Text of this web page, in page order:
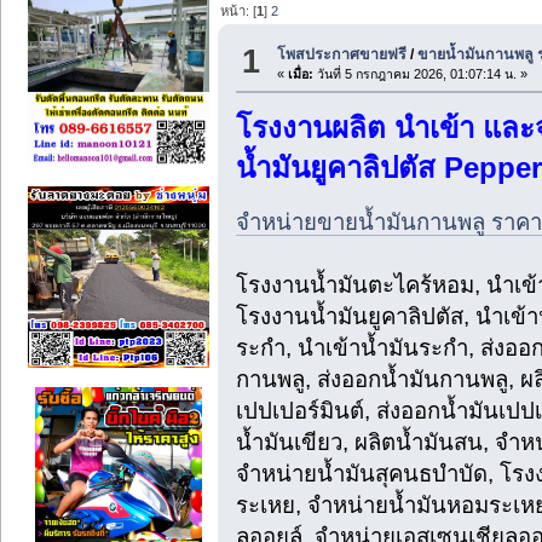
หน้า: [1]2
1 โพสประกาศขายฟรี /ขายน้ำมันกานพลู
«เมื่อ: วันที่ 5 กรกฎาคม 2026, 01:07:14 น. »
โรงงานผลิต นำเข้า แล
น้ำมันยูคาลิปตัส
จำหน่ายขายน้ำมันกานพลู ราค
โรงงานน้ำมันตะไคร้หอม, นำ
โรงงานน้ำมันยูคาลิปตัส, นำเข้
ระกำ, นำเข้าน้ำมันระกำ, ส่ง
กานพลู, ส่งออกน้ำมันกานพลู, ผ
เปปเปอร์มินต์, ส่งออกน้ำมันเป
น้ำมันเขียว, ผลิตน้ำมันสน, จำ
จำหน่ายน้ำมันสุคนธบำบัด, โร
ระเหย, จำหน่ายน้ำมันหอมระเ
ลออยล์, จำหน่ายเอสเซนเชียลอ